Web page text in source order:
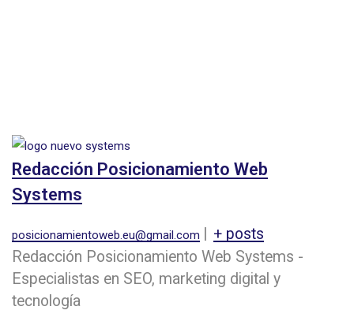
Redacción Posicionamiento Web
Systems
posicionamientoweb.eu@gmail.com
+ posts
Redacción Posicionamiento Web Systems -
Especialistas en SEO, marketing digital y
tecnología